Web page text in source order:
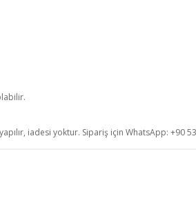
iadesi yoktur. Sipariş için WhatsApp: +90